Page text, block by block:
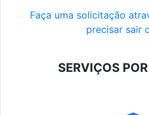
Faça uma solicitação
precisar sair
SERVIÇOS